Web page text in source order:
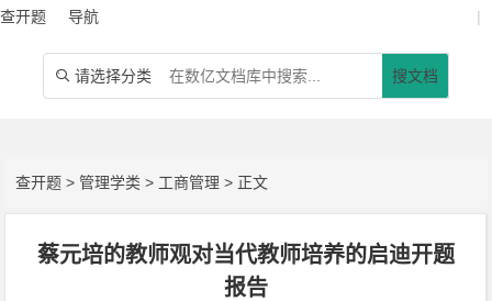
查开题 导航 |
 请选择分类 搜文档
查开题 >管理学类 > 工商管理 > 正文
蔡元培的教师观对当代教师培养的启迪开题
报告